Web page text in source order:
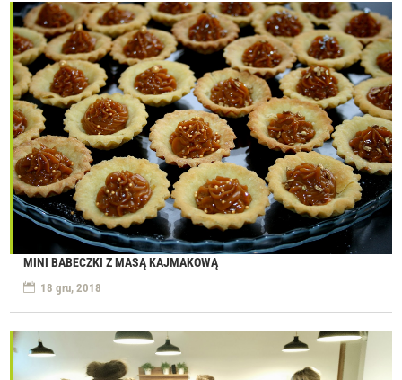
MINI BABECZKI Z MASĄ KAJMAKOWĄ
18 gru, 2018